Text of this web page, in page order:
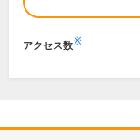
アクセス数※